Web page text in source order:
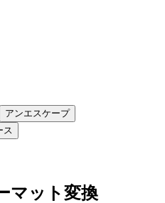
アンエスケープ
ス
マット変換